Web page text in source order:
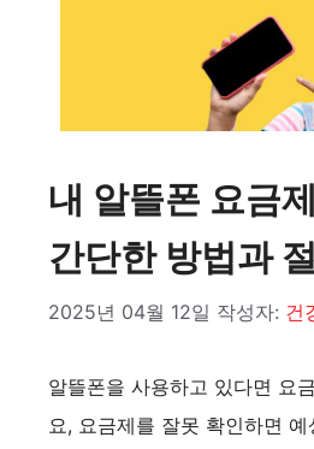
내 알뜰폰 요금
간단한 방법과
2025년 04월 12일 작성자: 건
알뜰폰을 사용하고 있다면 요
요, 요금제를 잘못 확인하면